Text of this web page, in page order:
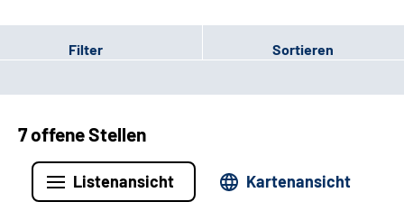
Filter Sortieren
7 offene Stellen
Listenansicht Kartenansicht